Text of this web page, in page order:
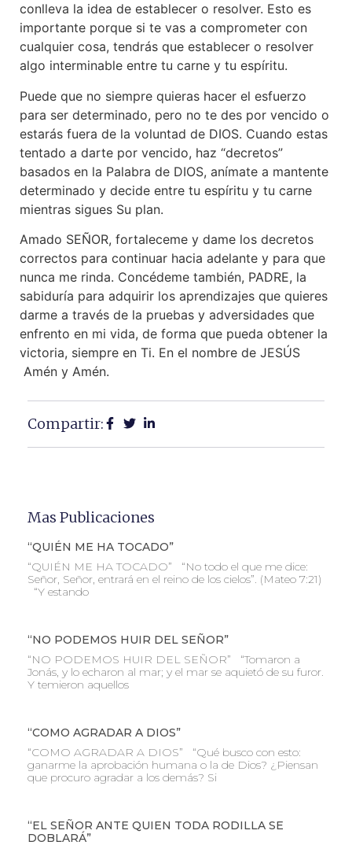
conlleva la idea de establecer o resolver. Esto es
importante porque si te vas a comprometer con
cualquier cosa, tendrás que establecer o resolver
algo interminable entre tu carne y tu espíritu.
Puede que no siempre quieras hacer el esfuerzo
para ser determinado, pero no te des por vencido o
estarás fuera de la voluntad de DIOS. Cuando estas
tentado a darte por vencido, haz “decretos”
basados en la Palabra de DIOS, anímate a mantente
determinado y decide entre tu espíritu y tu carne
mientras sigues Su plan.
Amado SEÑOR, fortaleceme y dame los decretos
correctos para continuar hacia adelante y para que
nunca me rinda. Concédeme también, PADRE, la
sabiduría para adquirir los aprendizajes que quieres
darme a través de la pruebas y adversidades que
enfrento en mi vida, de forma que pueda obtener la
victoria, siempre en Ti. En el nombre de JESÚS
Amén y Amén.
Compartir:
Mas Publicaciones
“QUIÉN ME HA TOCADO”
“QUIÉN ME HA TOCADO” “No todo el que me dice:
Señor, Señor, entrará en el reino de los cielos”. (Mateo 7:21)
“Y estando
“NO PODEMOS HUIR DEL SEÑOR”
“NO PODEMOS HUIR DEL SEÑOR” “Tomaron a
Jonás, y lo echaron al mar; y el mar se aquietó de su furor.
Y temieron aquellos
“COMO AGRADAR A DIOS”
“COMO AGRADAR A DIOS” “Qué busco con esto:
ganarme la aprobación humana o la de Dios? ¿Piensan
que procuro agradar a los demás? Si
“EL SEÑOR ANTE QUIEN TODA RODILLA SE
DOBLARÁ”